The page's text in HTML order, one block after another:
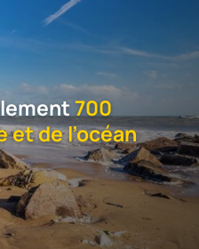
700
et de l’océan